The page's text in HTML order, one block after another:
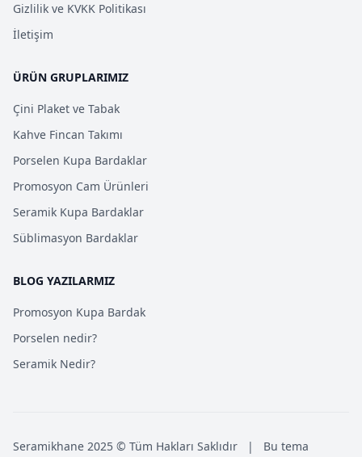
Gizlilik ve KVKK Politikası
İletişim
ÜRÜN GRUPLARIMIZ
Çini Plaket ve Tabak
Kahve Fincan Takımı
Porselen Kupa Bardaklar
Promosyon Cam Ürünleri
Seramik Kupa Bardaklar
Süblimasyon Bardaklar
BLOG YAZILARMIZ
Promosyon Kupa Bardak
Porselen nedir?
Seramik Nedir?
Seramikhane 2025 © Tüm Hakları Saklıdır |
Bu tema